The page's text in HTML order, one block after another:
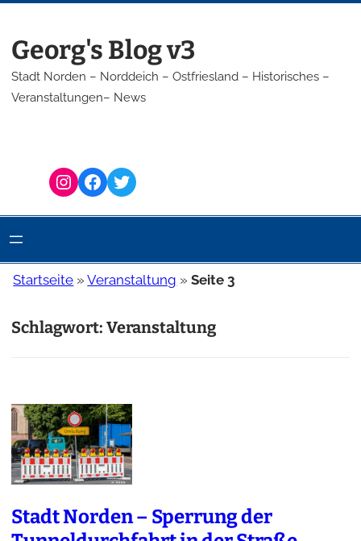
springen
Georg's Blog v3
Stadt Norden – Norddeich – Ostfriesland – Historisches –
Veranstaltungen– News
Instagram Facebook Twitter
Startseite »Veranstaltung »Seite 3
Schlagwort: Veranstaltung
Stadt Norden – Sperrung der